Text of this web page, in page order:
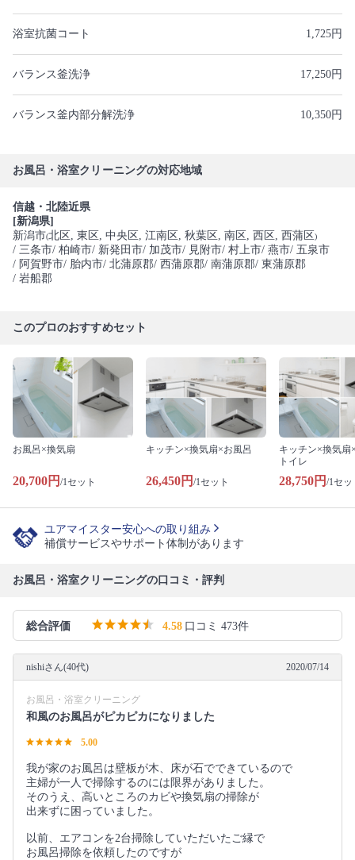
浴室抗菌コート 1,725円
バランス釜洗浄 17,250円
バランス釜内部分解洗浄 10,350円
お風呂・浴室クリーニングの対応地域
信越・北陸近県
[新潟県]
新潟市(北区 , 東区 , 中央区 , 江南区 , 秋葉区 , 南区 , 西区 , 西蒲区)
/ 三条市/ 柏崎市/ 新発田市/ 加茂市/ 見附市/ 村上市/ 燕市/ 五泉市
/ 阿賀野市/ 胎内市/ 北蒲原郡/ 西蒲原郡/ 南蒲原郡/ 東蒲原郡
/ 岩船郡
このプロのおすすめセット
お風呂×換気扇
20,700円 /1セット
キッチン×換気扇×お風呂
26,450円 /1セット
キッチン×換気扇
トイレ
28,750円 /1セッ
ユアマイスター安心への取り組み
補償サービスやサポート体制があります
お風呂・浴室クリーニングの口コミ・評判
総合評価 4.58 口コミ 473件
nishiさん(40代) 2020/07/14
お風呂・浴室クリーニング
和風のお風呂がピカピカになりました
5.00
我が家のお風呂は壁板が木、床が石でできているので
主婦が一人で掃除するのには限界がありました。
そのうえ、高いところのカビや換気扇の掃除が
出来ずに困っていました。
以前、エアコンを2台掃除していただいたご縁で
お風呂掃除を依頼したのですが